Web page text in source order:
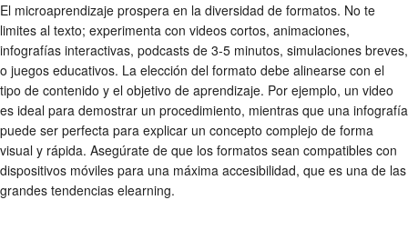
El microaprendizaje prospera en la diversidad de formatos. No te
limites al texto; experimenta con videos cortos, animaciones,
infografías interactivas, podcasts de 3-5 minutos, simulaciones breves,
o juegos educativos. La elección del formato debe alinearse con el
tipo de contenido y el objetivo de aprendizaje. Por ejemplo, un video
es ideal para demostrar un procedimiento, mientras que una infografía
puede ser perfecta para explicar un concepto complejo de forma
visual y rápida. Asegúrate de que los formatos sean compatibles con
dispositivos móviles para una máxima accesibilidad, que es una de las
grandes tendencias elearning.